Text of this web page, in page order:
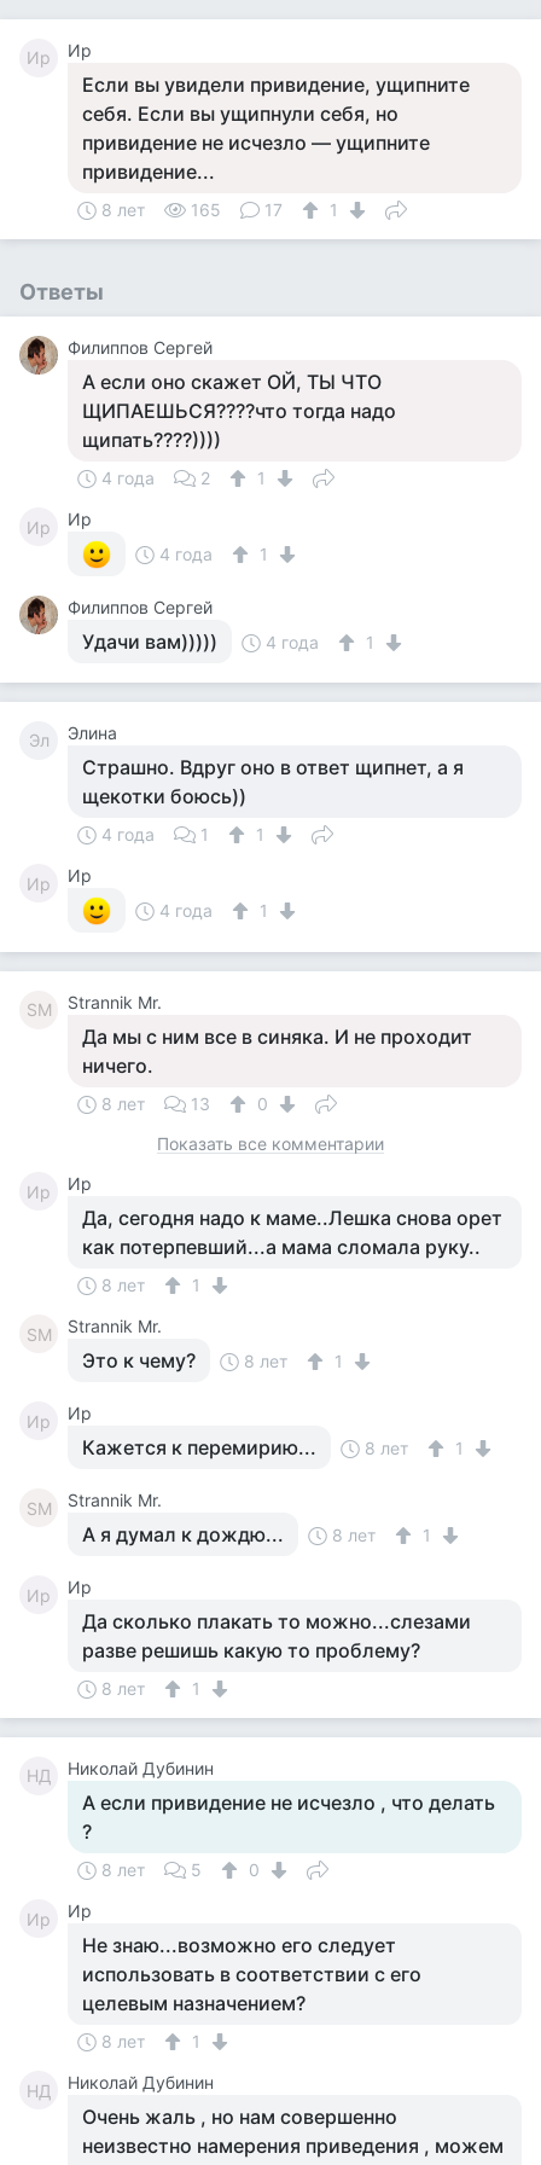
Ир Ир
Если вы увидели привидение, ущипните
себя. Если вы ущипнули себя, но
привидение не исчезло — ущипните
привидение...
8 лет 165 17 1
Ответы
Филиппов Сергей
А если оно скажет ОЙ, ТЫ ЧТО
ЩИПАЕШЬСЯ????что тогда надо
щипать????))))
4 года 2 1
Ир
Ир
4 года
1
Филиппов Сергей
Удачи вам))))) 4 года 1
Эл Элина
Страшно. Вдруг оно в ответ щипнет, а я
щекотки боюсь))
4 года 1 1
Ир
Ир
4 года
1
SM Strannik Mr.
Да мы с ним все в синяка. И не проходит
ничего.
8 лет 13
0
Показать все комментарии
Ир Ир
Да, сегодня надо к маме..Лешка снова орет
как потерпевший...а мама сломала руку..
8 лет 1
SM Strannik Mr.
Это к чему? 8 лет 1
Ир Ир
Кажется к перемирию... 8 лет 1
SM Strannik Mr.
А я думал к дождю... 8 лет 1
Ир Ир
Да сколько плакать то можно...слезами
разве решишь какую то проблему?
8 лет 1
НД Николай Дубинин
А если привидение не исчезло , что делать
?
8 лет 5 0
Ир Ир
Не знаю...возможно его следует
использовать в соответствии с его
целевым назначением?
8 лет 1
НД Николай Дубинин
Очень жаль , но нам совершенно
неизвестно намерения приведения , можем